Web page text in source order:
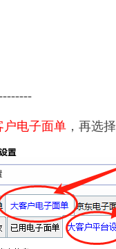
户电子面单 ，再选择